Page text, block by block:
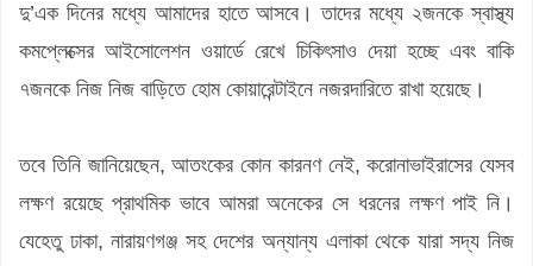
দু’এক দিনের মধ্যে আমাদের হাতে আসবে। তাদের মধ্যে ২জনকে স্বাস্থ্য
কমপ্লেক্সের আইসোলেশন ওয়ার্ডে রেখে চিকিৎসাও দেয়া হচ্ছে এবং বাকি
৭জনকে নিজ নিজ বাড়িতে হোম কোয়ারেন্টাইনে নজরদারিতে রাখা হয়েছে।
তবে তিনি জানিয়েছেন, আতংকের কোন কারনণ নেই, করোনাভাইরাসের যেসব
লক্ষণ রয়েছে প্রাথমিক ভাবে আমরা অনেকের সে ধরনের লক্ষণ পাই নি।
যেহেতু ঢাকা, নারায়ণগঞ্জ সহ দেশের অন্যান্য এলাকা থেকে যারা সদ্য নিজ